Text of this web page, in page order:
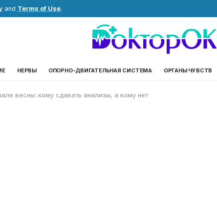
and Terms of Use.
НЕРВЫ ОПОРНО-ДВИГАТЕЛЬНАЯ СИСТЕМА ОРГАНЫ ЧУВСТВ
весны: кому сдавать анализы, а кому нет